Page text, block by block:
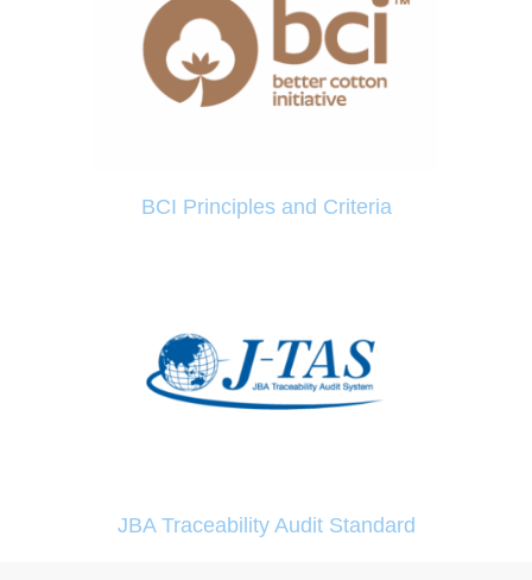
BCI Principles and Criteria
JBA Traceability Audit Standard